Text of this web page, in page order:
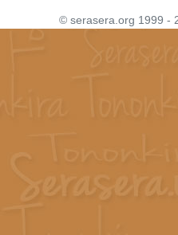
© serasera.org 1999 -